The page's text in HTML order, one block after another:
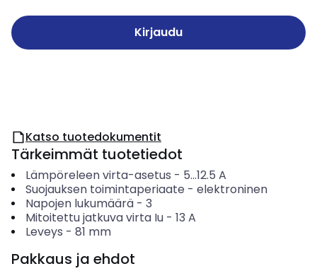
Kirjaudu
Katso tuotedokumentit
Tärkeimmät tuotetiedot
Lämpöreleen virta-asetus - 5...12.5 A
Suojauksen toimintaperiaate - elektroninen
Napojen lukumäärä- 3
Mitoitettu jatkuva virta Iu- 13 A
Leveys - 81 mm
Pakkaus ja ehdot